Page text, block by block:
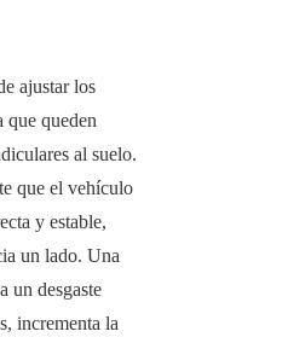
ajustar los
que queden
al suelo.
que el vehículo
y estable,
un lado. Una
un desgaste
incrementa la